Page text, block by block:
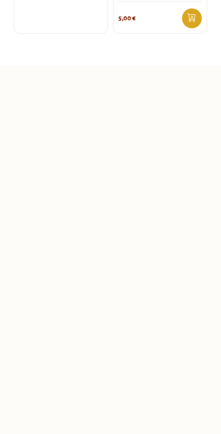
5,00€